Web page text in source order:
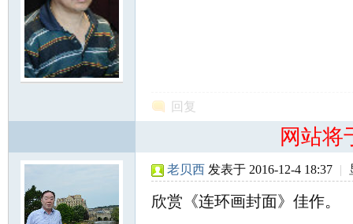
回复
网站将
老贝西 发表于 2016-12-4 18:37 |
欣赏《连环画封面》佳作。